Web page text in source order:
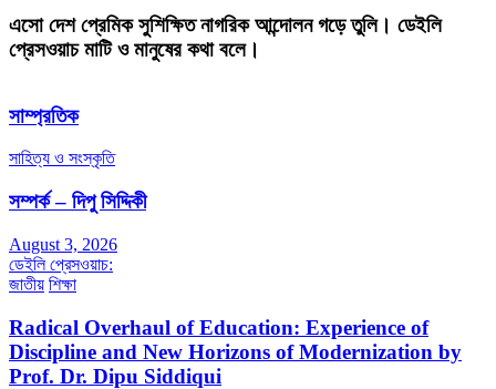
এসো দেশ প্রেমিক সুশিক্ষিত নাগরিক আন্দোলন গড়ে তুলি। ডেইলি
প্রেসওয়াচ মাটি ও মানুষের কথা বলে।
সাম্প্রতিক
সাহিত্য ও সংস্কৃতি
সম্পর্ক – দিপু সিদ্দিকী
August 3, 2026
ডেইলি প্রেসওয়াচ:
জাতীয় শিক্ষা
Radical Overhaul of Education: Experience of
Discipline and New Horizons of Modernization by
Prof. Dr. Dipu Siddiqui